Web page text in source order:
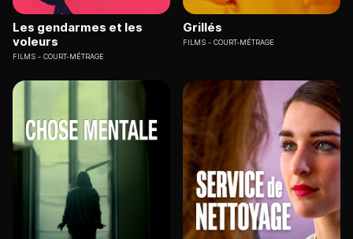
Les gendarmes et les
voleurs
FILMS COURT-MÉTRAGE
Grillés
FILMS COURT-MÉTRAGE